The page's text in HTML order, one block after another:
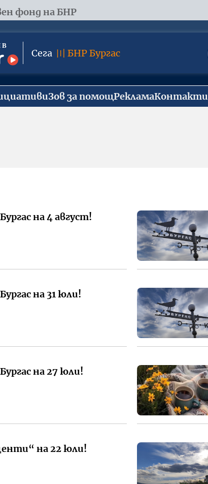
фонд на БНР
Сега 〣 БНР Бургас
Зов за помощРекламаКонтакти
на 4 август!
на 31 юли!
на 27 юли!
на 22 юли!